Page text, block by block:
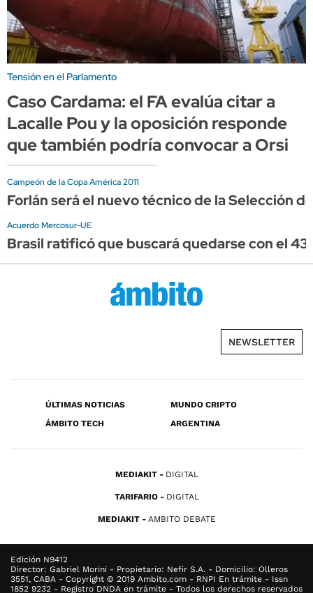
Tensión en el Parlamento
Caso Cardama: el FA evalúa citar a
Lacalle Pou y la oposición responde
que también podría convocar a Orsi
Campeón de la Copa América 2011
Forlán será el nuevo técnico de la Selección
Acuerdo Mercosur-UE
Brasil ratificó que buscará quedarse con el
NEWSLETTER
ÚLTIMAS NOTICIAS
MUNDO CRIPTO
ÁMBITO TECH
ARGENTINA
MEDIAKIT DIGITAL
TARIFARIO DIGITAL
MEDIAKIT AMBITO DEBATE
Edición N9412
Director: Gabriel Morini - Propietario: Nefir S.A. - Domicilio: Olleros
3551, CABA - Copyright © 2019 Ambito.com - RNPI En trámite - Issn
1852 9232 - Registro DNDA en trámite - Todos los derechos reservados